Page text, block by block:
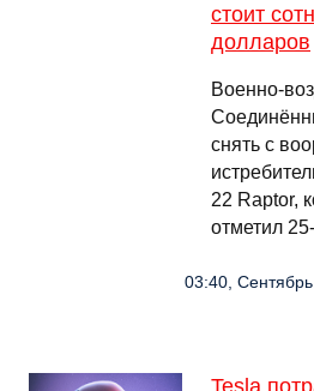
стоит
долларов
Военно-
снять с
22 Raptor,
отметил
03:40,
Tesla